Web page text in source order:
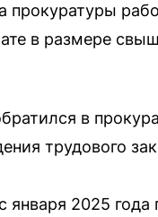
в размере
в
трудового
2025 года